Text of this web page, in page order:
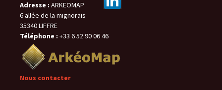
Adresse : ARKEOMAP
6 allée de la mignorais
35340 LIFFRE
Téléphone : +33 6 52 90 06 46
Nous contacter